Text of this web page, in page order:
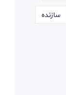
سازنده